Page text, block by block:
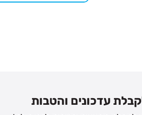
עדכונים והטבות